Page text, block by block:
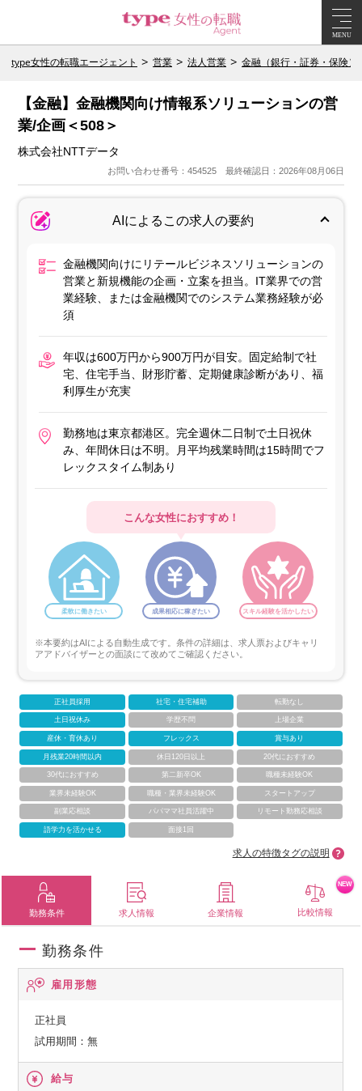
MENU
type女性の転職エージェント 営業 法人営業 金融（銀行・証券・保険）
【金融】金融機関向け情報系ソリューションの営
業/企画＜508＞
株式会社NTTデータ
お問い合わせ番号：454525 最終確認日：2026年08月06日
AIによるこの求人の要約
金融機関向けにリテールビジネスソリューションの
営業と新規機能の企画・立案を担当。IT業界での営
業経験、または金融機関でのシステム業務経験が必
須
年収は600万円から900万円が目安。固定給制で社
宅、住宅手当、財形貯蓄、定期健康診断があり、福
利厚生が充実
勤務地は東京都港区。完全週休二日制で土日祝休
み、年間休日は不明。月平均残業時間は15時間でフ
レックスタイム制あり
こんな女性におすすめ！
柔軟に働きたい 成果相応に稼ぎたい スキル経験を活かしたい
※本要約はAIによる自動生成です。条件の詳細は、求人票およびキャリ
アアドバイザーとの面談にて改めてご確認ください。
正社員採用 社宅・住宅補助 転勤なし
土日祝休み 学歴不問 上場企業
産休・育休あり フレックス 賞与あり
月残業20時間以内 休日120日以上 20代におすすめ
30代におすすめ 第二新卒OK 職種未経験OK
業界未経験OK 職種・業界未経験OK スタートアップ
副業応相談 パパママ社員活躍中 リモート勤務応相談
語学力を活かせる 面接1回
求人の特徴タグの説明
勤務条件 求人情報 企業情報 比較情報
NEW
勤務条件
雇用形態
正社員
試用期間：無
給与